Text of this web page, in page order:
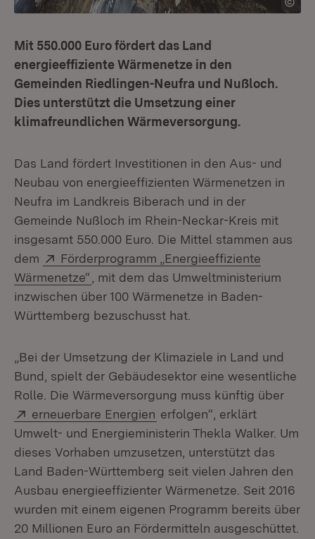
Mit 550.000 Euro fördert das Land
energieeffiziente Wärmenetze in den
Gemeinden Riedlingen-Neufra und Nußloch.
Dies unterstützt die Umsetzung einer
klimafreundlichen Wärmeversorgung.
Das Land fördert Investitionen in den Aus- und
Neubau von energieeffizienten Wärmenetzen in
Neufra im Landkreis Biberach und in der
Gemeinde Nußloch im Rhein-Neckar-Kreis mit
insgesamt 550.000 Euro. Die Mittel stammen aus
dem
Extern:
Förderprogramm „Energieeffiziente
Wärmenetze“ (Öffnet in neuem Fenster)
, mit dem das Umweltministerium
inzwischen über 100 Wärmenetze in Baden-
Württemberg bezuschusst hat.
„Bei der Umsetzung der Klimaziele in Land und
Bund, spielt der Gebäudesektor eine wesentliche
Rolle. Die Wärmeversorgung muss künftig über
Extern:
erneuerbare Energien (Öffnet in neuem Fenster)
erfolgen“, erklärt
Umwelt- und Energieministerin Thekla Walker. Um
dieses Vorhaben umzusetzen, unterstützt das
Land Baden-Württemberg seit vielen Jahren den
Ausbau energieeffizienter Wärmenetze. Seit 2016
wurden mit einem eigenen Programm bereits über
20 Millionen Euro an Fördermitteln ausgeschüttet.